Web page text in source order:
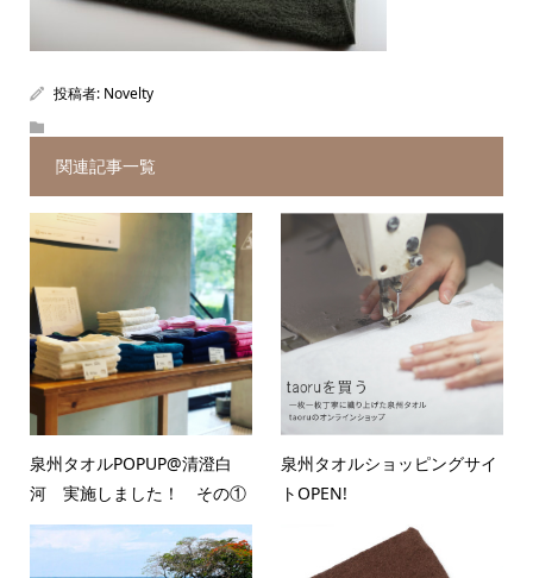
投稿者: Novelty
関連記事一覧
泉州タオルPOPUP@清澄白
河 実施しました！ その①
泉州タオルショッピングサイ
トOPEN!